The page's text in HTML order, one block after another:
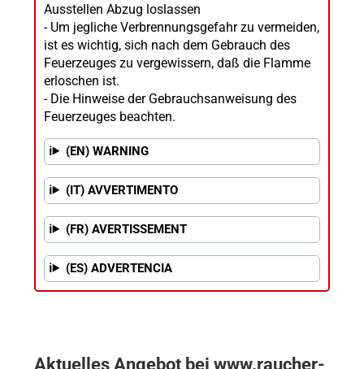
Ausstellen Abzug loslassen
- Um jegliche Verbrennungsgefahr zu vermeiden,
ist es wichtig, sich nach dem Gebrauch des
Feuerzeuges zu vergewissern, daß die Flamme
erloschen ist.
- Die Hinweise der Gebrauchsanweisung des
Feuerzeuges beachten.
(EN) WARNING
(IT) AVVERTIMENTO
(FR) AVERTISSEMENT
(ES) ADVERTENCIA
Aktuelles Angebot bei www.raucher-